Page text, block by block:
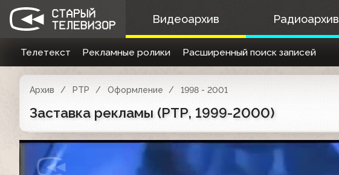
Видеоархив Радиоархив
Телетекст Рекламные ролики Расширенный поиск записей
Архив РТР Оформление 1998 - 2001
Заставка рекламы (РТР, 1999-2000)